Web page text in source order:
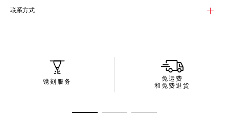
这款太阳镜的包装采用时尚精巧的设计，采用再生材质制作，彰显
泰格豪雅对可持续发展和资源高效利用的执着追求，降低对环境的
联系方式
镌刻服务
免运费
和免费退货